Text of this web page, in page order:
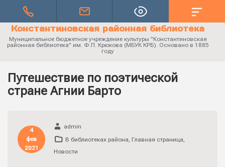
Константиновская районная библиотека
Муниципальное бюджетное учреждение культуры "Константиновская
районная библиотека" им. Ф.П. Крюкова (МБУК КРБ). Основано в 1885
году
Путешествие по поэтической
стране Агнии Барто
4
фев
2021
admin
В библиотеках района, Главная страница,
Новости